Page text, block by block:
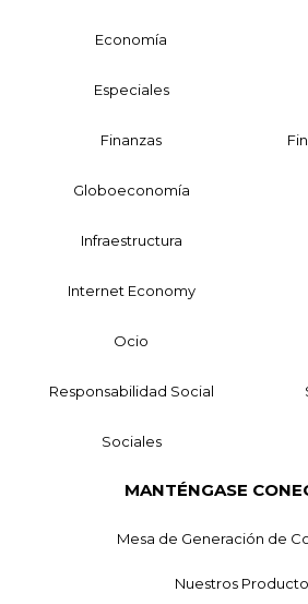
Economía
Especiales
Finanzas
Globoeconomía
Infraestructura
Internet Economy
Ocio
Responsabilidad Social
Sociales
MANTÉNGASE
Mesa de Generación de
Nuestros